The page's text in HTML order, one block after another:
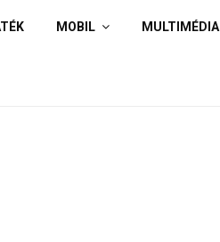
MOBIL MULTIMÉDIA